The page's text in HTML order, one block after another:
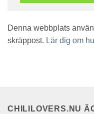
Denna webbplats
skräppost. Lär dig om
CHILILOVERS.NU